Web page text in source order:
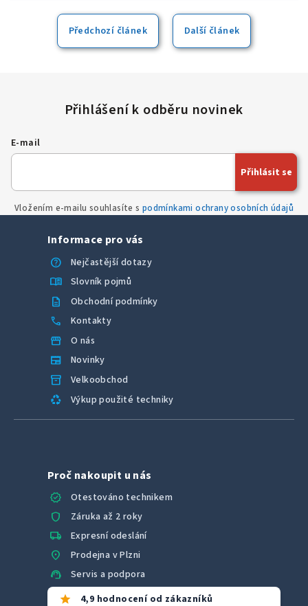
odcházejí s čistou, legální a plně aktivovanou licencí
Windows. Počítač stačí jen zapojit do sítě a můžete
okamžitě začít pracovat.
Předchozí článek Další článek
E-mail
Vložením e-mailu souhlasíte s podmínkami ochrany osobních údajů
Přihlásit se
Informace pro vás
help
Nejčastější dotazy
menu_book Slovník pojmů
description Obchodní podmínky
call Kontakty
storefront O nás
newspaper Novinky
inventory_2 Velkoobchod
recycling Výkup použité techniky
Proč nakoupit u nás
verified
Otestováno technikem
shield Záruka až 2 roky
local_shipping Expresní odeslání
location_on Prodejna v Plzni
support_agent Servis a podpora
star 4,9 hodnocení od zákazníků